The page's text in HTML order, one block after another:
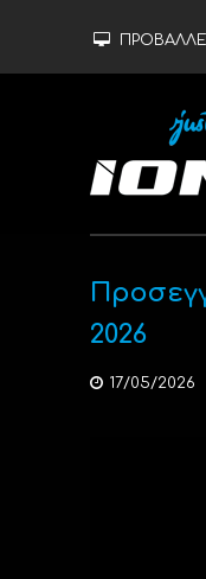
2026
17/05/2026